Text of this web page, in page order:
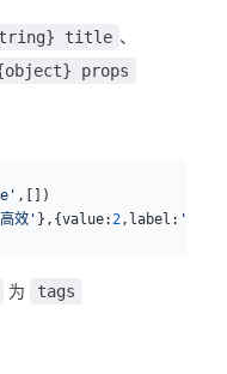
title 、
props
,[])
效' },{value: 2 ,label: '简单'
为 tags